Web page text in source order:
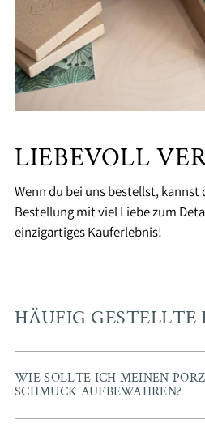
LIEBEVOLL
Wenn du bei uns bestellst, kannst
Bestellung mit viel Liebe zum
einzigartiges Kauferlebnis!
HÄUFIG GESTELLTE
WIE SOLLTE ICH MEINEN
SCHMUCK AUFBEWAHREN?